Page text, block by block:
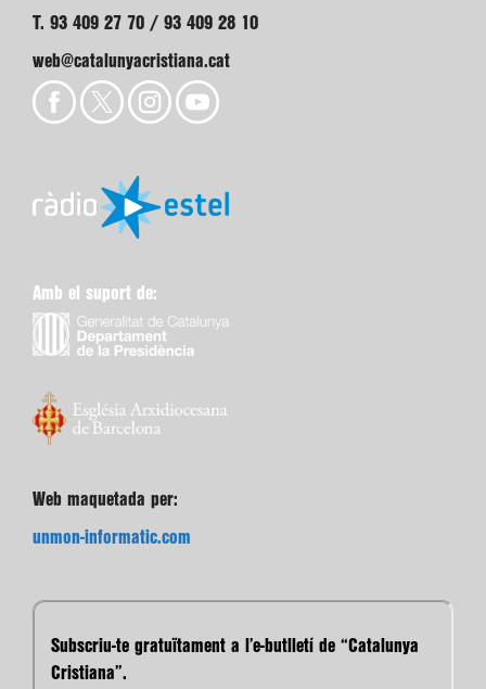
T. 93 409 27 70 / 93 409 28 10
web@catalunyacristiana.cat
Amb el suport de:
Web maquetada per:
unmon-informatic.com
Subscriu-te gratuïtament a l’e-butlletí de “Catalunya
Cristiana”.